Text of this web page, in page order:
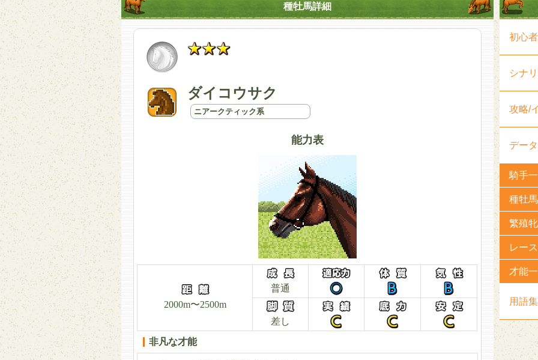
種牡馬詳細
ダイコウサク
ニアークティック系
能力表
2000m〜2500m
普通
差し
非凡な才能
初心
シナ
攻略/
デー
騎手
種牡
繁殖
レー
才能
用語集